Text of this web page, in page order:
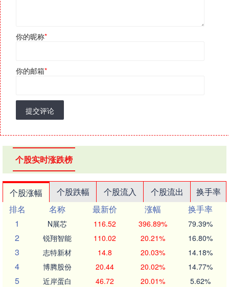
你的昵称*
你的邮箱*
提交评论
个股实时涨跌榜
个股涨幅 个股跌幅 个股流入 个股流出
换手率
排名
名称 最新价 涨幅
换手率
1
N展芯 116.52 396.89% 79.39%
2 锐翔智能 110.02 20.21% 16.80%
3 志特新材 14.8 20.03% 14.18%
4 博腾股份 20.44 20.02% 14.77%
5 近岸蛋白 46.72 20.01% 5.62%